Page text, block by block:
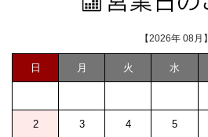
【2026年 08月】
日 月 火 水
2 3 4 5